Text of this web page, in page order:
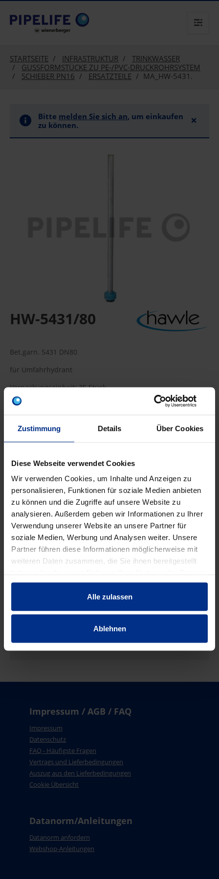
Zustimmung Details Über Cookies
Diese Webseite verwendet Cookies
Wir verwenden Cookies, um Inhalte und Anzeigen zu
personalisieren, Funktionen für soziale Medien anbieten
zu können und die Zugriffe auf unsere Website zu
analysieren. Außerdem geben wir Informationen zu Ihrer
Verwendung unserer Website an unsere Partner für
soziale Medien, Werbung und Analysen weiter. Unsere
Partner führen diese Informationen möglicherweise mit
weiteren Daten zusammen, die Sie ihnen bereitgestellt
gesammelt haben.
Alle zulassen
Ablehnen
text.skipToContent
text.skipToNavigation
STARTSEITE INFRASTRUKTUR
TRINKWASSER
GUSSFORMSTÜCKE ZU PE-/PVC-DRUCKROHRSYSTEM
SCHIEBER PN16
ERSATZTEILE MA_HW-5431.
Bitte melden Sie sich an, um einkaufen
zu können.
×
HW-5431/80
Bet.garn. 5431 DN80
für Umfahrhydrant
Verpackungseinheit: 35 Stück
35 Stück = 1 Palette
HW-5431/80
MINUS PLUS
Stück
Min.: 1 Stück
246,00 €
pro 1 Stück (exkl. Mwst.)
AAT
EIGENSCHAFTEN
TECHNISCHE UNTERLAGEN
Impressum / AGB / FAQ
Impressum
Datenschutz
FAQ - Häufigste Fragen
Vertrags und Lieferbedingungen
Auszug aus den Lieferbedingungen
Cookie Übersicht
Datanorm/Anleitungen
Datanorm anfordern
Webshop-Anleitungen